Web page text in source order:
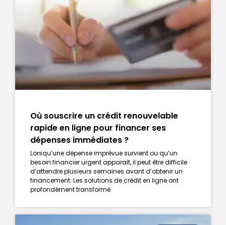
Où souscrire un crédit renouvelable
rapide en ligne pour financer ses
dépenses immédiates ?
Lorsqu’une dépense imprévue survient ou qu’un
besoin financier urgent apparaît, il peut être difficile
d’attendre plusieurs semaines avant d’obtenir un
financement. Les solutions de crédit en ligne ont
profondément transformé